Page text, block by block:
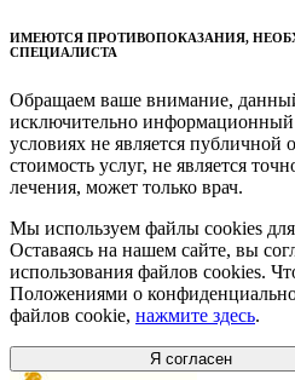
ИМЕЮТСЯ ПРОТИВОПОКАЗАНИЯ,
СПЕЦИАЛИСТА
Обращаем ваше внимание,
исключительно информационный
условиях не является публичной
стоимость услуг, не является
лечения, может только врач.
Мы используем файлы cookies
Оставаясь на нашем сайте, вы
использования файлов cookies.
Положениями о
файлов cookie, нажмите здесь.
Я согласен